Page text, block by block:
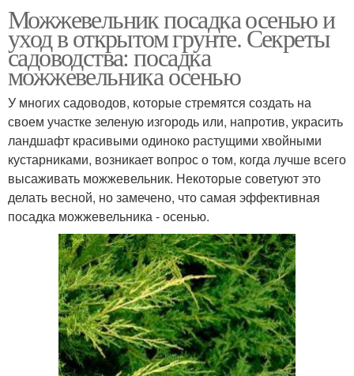
Можжевельник посадка осенью и
уход в открытом грунте. Секреты
садоводства: посадка
можжевельника осенью
У многих садоводов, которые стремятся создать на
своем участке зеленую изгородь или, напротив, украсить
ландшафт красивыми одиноко растущими хвойными
кустарниками, возникает вопрос о том, когда лучше всего
высаживать можжевельник. Некоторые советуют это
делать весной, но замечено, что самая эффективная
посадка можжевельника - осенью.